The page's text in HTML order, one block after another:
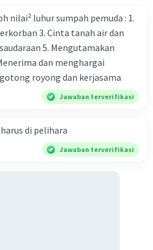
nilai² luhur sumpah pemuda : 1.
3. Cinta tanah air dan
5. Mengutamakan
dan menghargai
royong dan kerjasama
Jawaban terverifikasi
di pelihara
Jawaban terverifikasi